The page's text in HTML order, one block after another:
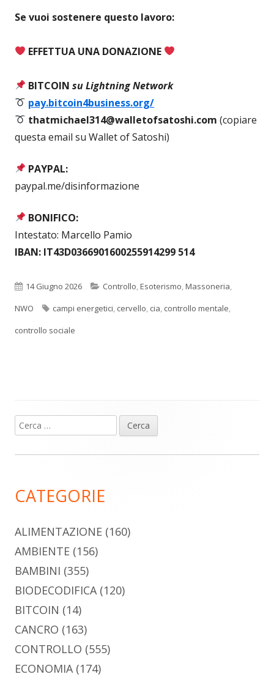
Se vuoi sostenere questo lavoro:
EFFETTUA UNA DONAZIONE
BITCOIN su Lightning Network
pay.bitcoin4business.org/
thatmichael314@walletofsatoshi.com (copiare
questa email su Wallet of Satoshi)
PAYPAL:
paypal.me/disinformazione
BONIFICO:
Intestato: Marcello Pamio
IBAN: IT43D0366901600255914299 514
Pubblicato
14 Giugno 2026 Categorie
Controllo,Esoterismo,Massoneria,
NWO
Tag
campi energetici, cervello, cia, controllo mentale,
controllo sociale
Barra
laterale
Ricerca
per:
CATEGORIE
ALIMENTAZIONE (160)
AMBIENTE (156)
BAMBINI (355)
BIODECODIFICA(120)
BITCOIN (14)
CANCRO (163)
CONTROLLO (555)
ECONOMIA(174)